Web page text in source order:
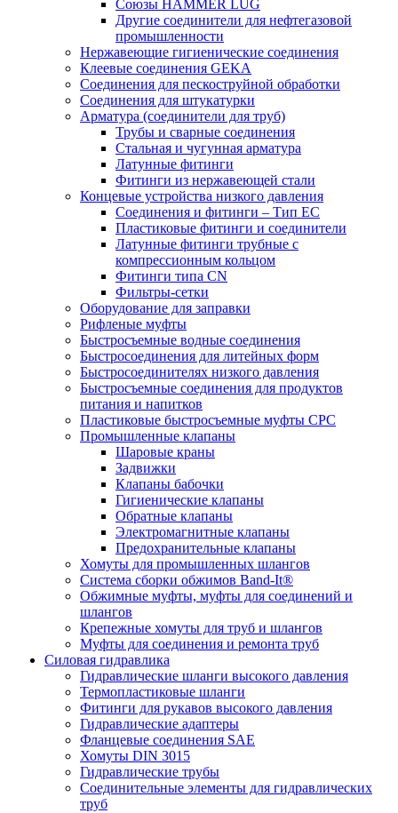
Союзы HAMMER LUG
Другие соединители для нефтегазовой
промышленности
Нержавеющие гигиенические соединения
Клеевые соединения GEKA
Соединения для пескоструйной обработки
Cоединения для штукатурки
Арматура (соединители для труб)
Трубы и сварные соединения
Стальная и чугунная арматура
Латунные фитинги
Фитинги из нержавеющей стали
Концевые устройства низкого давления
Соединения и фитинги – Тип EC
Пластиковые фитинги и соединители
Латунные фитинги трубные с
компрессионным кольцом
Фитинги типа CN
Фильтры-сетки
Оборудование для заправки
Рифленые муфты
Быстросъемные водные соединения
Быстросоединения для литейных форм
Быстросоединителях низкого давления
Быстросъемные соединения для продуктов
питания и напитков
Пластиковые быстросъемные муфты CPC
Промышленные клапаны
Шаровые краны
Задвижки
Клапаны бабочки
Гигиенические клапаны
Обратные клапаны
Электромагнитные клапаны
Предохранительные клапаны
Хомуты для промышленных шлангов
Система сборки обжимов Band-It®
Обжимные муфты, муфты для соединений и
шлангов
Крепежные хомуты для труб и шлангов
Муфты для соединения и ремонта труб
Силовая гидравлика
Гидравлические шланги высокого давления
Термопластиковые шланги
Фитинги для рукавов высокого давления
Гидравлические адаптеры
Фланцевые соединения SAE
Хомуты DIN 3015
Гидравлические трубы
Соединительные элементы для гидравлических
труб